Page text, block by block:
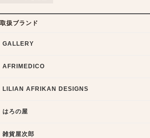
取扱ブランド
GALLERY
AFRIMEDICO
LILIAN AFRIKAN DESIGNS
はろの屋
雑貨屋次郎